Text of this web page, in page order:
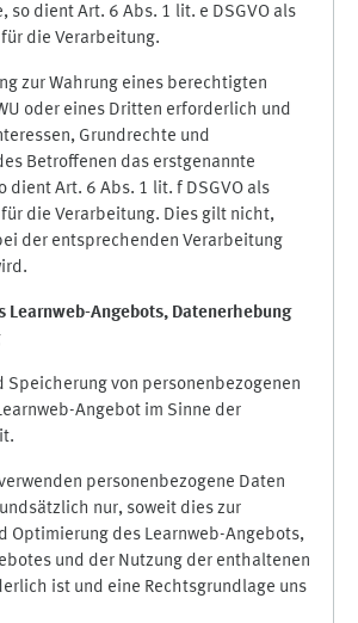
so dient Art. 6 Abs. 1 lit. e DSGVO als
die Verarbeitung.
zur Wahrung eines berechtigten
oder eines Dritten erforderlich und
Grundrechte und
Betroffenen das erstgenannte
dient Art. 6 Abs. 1 lit. f DSGVO als
die Verarbeitung. Dies gilt nicht,
der entsprechenden Verarbeitung
Learnweb-Angebots, Datenerhebung
Speicherung von personenbezogenen
Angebot im Sinne der
personenbezogene Daten
nur, soweit dies zur
Optimierung des Learnweb-Angebots,
und der Nutzung der enthaltenen
ist und eine Rechtsgrundlage uns